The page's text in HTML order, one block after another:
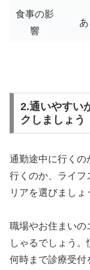
食事の影
響
あ
2.通いやすい
クしましょう
通勤途中に行くの
行くのか、ライフ
リアを選びましょ
職場やお住まいの
しゃるでしょう
何時まで診療受付